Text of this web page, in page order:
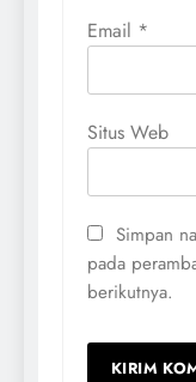
Email *
Situs Web
Simpan
pada
berikutnya.